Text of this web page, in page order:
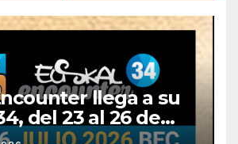
llega a su
del 23 al 26 de